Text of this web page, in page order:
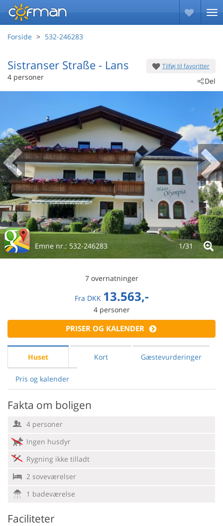
Forside 532-246283
Tilføj til favoritter
Del
Sistranser Straße - Lans
4 personer
Emne nr.: 532-246283 1/31
7 overnatninger
Fra DKK 13.563,-
4 personer
PRISER OG KALENDER
Huset Kort Gæstevurderinger
Pris og kalender
Fakta om boligen
4 personer
Ingen husdyr
Rygning ikke tilladt
2 soveværelser
1 badeværelse
Faciliteter